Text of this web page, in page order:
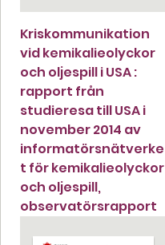
Kriskommunikation
vid kemikalieolyckor
och oljespill i USA :
rapport från
studieresa till USA i
november 2014 av
informatörsnätverke
t för kemikalieolyckor
och oljespill,
observatörsrapport